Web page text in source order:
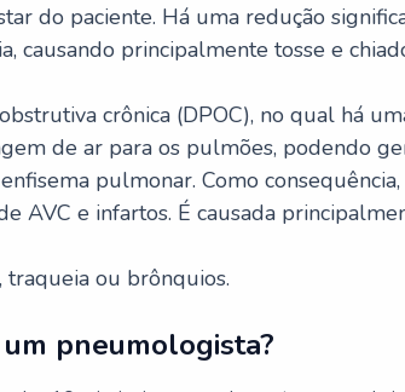
do paciente. Há uma redução
causando principalmente tosse e
crônica (DPOC), no qual há
de ar para os pulmões, podendo
pulmonar. Como
AVC e infartos. É causada
traqueia ou brônquios.
pneumologista?